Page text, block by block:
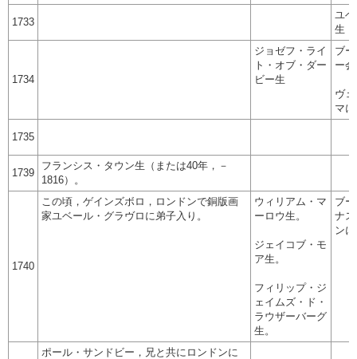
1733
ユ
生
1734
ジョゼフ・ライ
ト・オブ・ダー
ビー生
ブ
ー
ヴ
マ
1735
1739
フランシス・タウン生（または40年，－
1816）。
1740
この頃，ゲインズボロ，ロンドンで銅版画
家ユベール・グラヴロに弟子入り。
ウィリアム・マ
ーロウ生。
ジェイコブ・モ
ア生。
フィリップ・ジ
ェイムズ・ド・
ラウザーバーグ
生。
ブ
ナ
ン
ポール・サンドビー，兄と共にロンドンに